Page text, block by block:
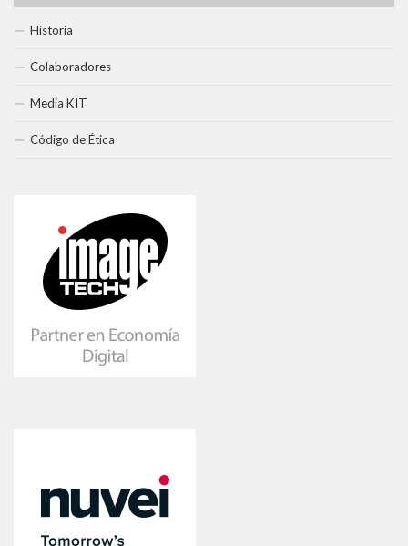
Historia
Colaboradores
Media KIT
Código de Ética